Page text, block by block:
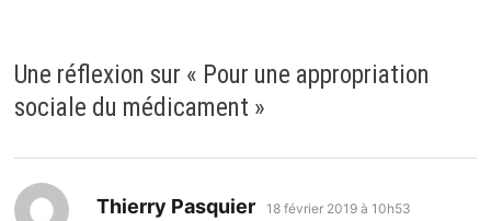
Une réflexion sur « Pour une appropriation
sociale du médicament »
Thierry Pasquier dit :
18 février 2019 à 10h53